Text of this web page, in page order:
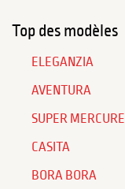
Top des modèles
ELEGANZIA
AVENTURA
SUPER MERCURE
CASITA
BORA BORA